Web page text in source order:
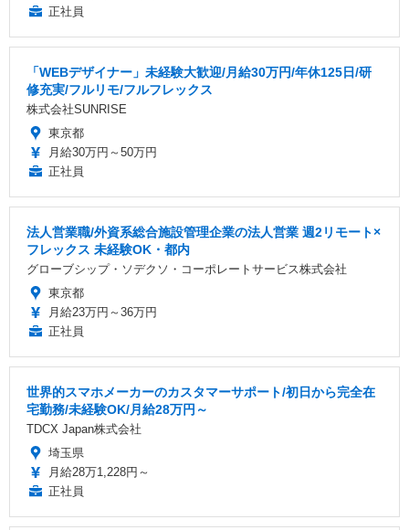
正社員
「WEBデザイナー」未経験大歓迎/月給30万円/年休125日/研
修充実/フルリモ/フルフレックス
株式会社SUNRISE
東京都
月給30万円～50万円
正社員
法人営業職/外資系総合施設管理企業の法人営業 週2リモート×
フレックス 未経験OK・都内
グローブシップ・ソデクソ・コーポレートサービス株式会社
東京都
月給23万円～36万円
正社員
世界的スマホメーカーのカスタマーサポート/初日から完全在
宅勤務/未経験OK/月給28万円～
TDCX Japan株式会社
埼玉県
月給28万1,228円～
正社員